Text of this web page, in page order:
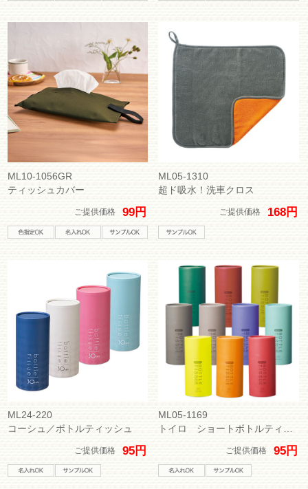
ML10-1056GR
ティッシュカバー
ご提供価格 99円
ML05-1310
超ド吸水！洗車クロス
ご提供価格 168円
ML24-220
コーシュ／ボトルティッシュ
ご提供価格 95円
ML05-1169
ご提供価格 95円